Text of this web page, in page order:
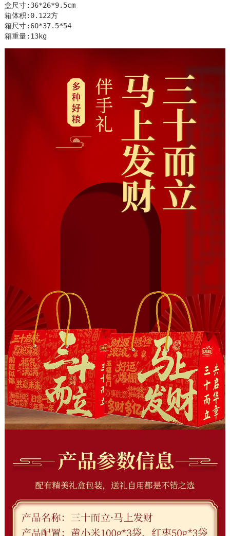
盒尺寸:36*26*9.5cm
箱体积:0.122方
箱尺寸:60*37.5*54
箱重量:13kg